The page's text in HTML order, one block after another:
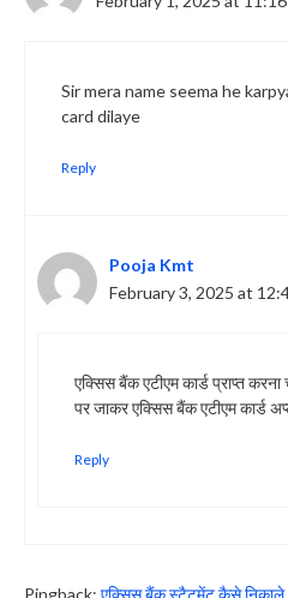
Sir mera name seema he
card dilaye
Reply
Pooja Kmt
February 3, 2025 at
एक्सिस बैंक एटीएम कार्ड प्राप्त
पर जाकर एक्सिस बैंक एटीएम कार्ड
Reply
Pingback: एक्सिस बैंक स्टैटमेंट कैसे